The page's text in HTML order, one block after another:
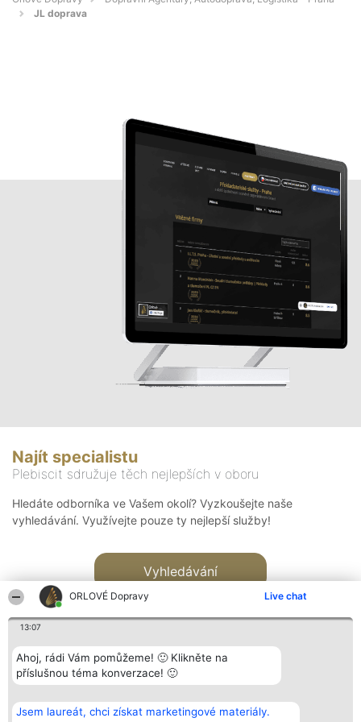
ORLOVÉ Dopravy Live chat
13:07
Ahoj, rádi Vám pomůžeme! 🙂 Klikněte na
příslušnou téma konverzace! 🙂
Jsem laureát, chci získat marketingové materiály.
JL doprava
Najít specialistu
Plebiscit sdružuje těch nejlepších v oboru
Hledáte odborníka ve Vašem okolí? Vyzkoušejte naše
vyhledávání. Využívejte pouze ty nejlepší služby!
Vyhledávání
Bright Side Solutions sp. z o.
o. sp. k.
Vítězové
Seznam všech
Kontakt